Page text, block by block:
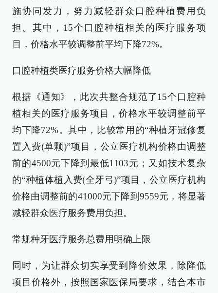
施协同发力，努力减轻群众口腔种植费用负
担。其中，15个口腔种植相关的医疗服务项
目，价格水平较调整前平均下降72%。
口腔种植类医疗服务价格大幅降低
根据《通知》，此次共整合规范了15个口腔种
植相关的医疗服务项目，价格水平较调整前平
均下降72%。其中，比较常用的“种植牙冠修复
置入费(单颗)”项目，公立医疗机构价格由调整
前的4500元下降到最低1103元；又如技术复杂
的“种植体植入费(全牙弓)”项目，公立医疗机构
价格由调整前的41000元下降到9559元，将显著
减轻群众医疗服务费用负担。
常规种牙医疗服务总费用明确上限
同时，为让群众切实享受到降价效果，除降低
项目价格外，按照国家医保局要求，结合本市